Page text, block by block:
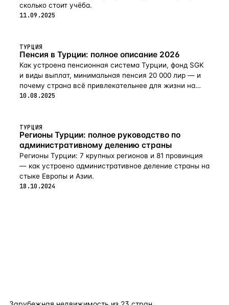
сколько стоит учёба.
11.09.2025
ТУРЦИЯ
Пенсия в Турции: полное описание 2026
Как устроена пенсионная система Турции, фонд SGK
и виды выплат, минимальная пенсия 20 000 лир — и
почему страна всё привлекательнее для жизни на
пенсии в 2026-м.
10.08.2025
ТУРЦИЯ
Регионы Турции: полное руководство по
административному делению страны
Регионы Турции: 7 крупных регионов и 81 провинция
— как устроено административное деление страны на
стыке Европы и Азии.
18.10.2024